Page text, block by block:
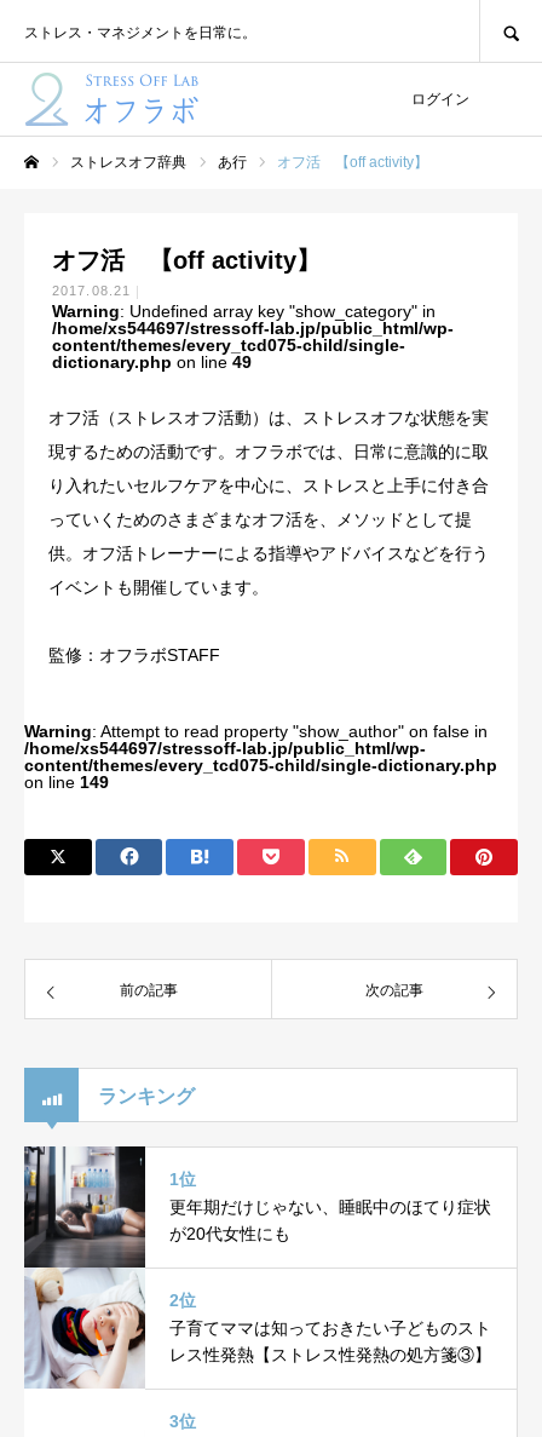
ストレス・マネジメントを日常に。
ログイン
ストレスオフ辞典 あ行 オフ活 【off activity】
オフ活 【off activity】
2017.08.21
Warning: Undefined array key "show_category" in
/home/xs544697/stressoff-lab.jp/public_html/wp-
content/themes/every_tcd075-child/single-
dictionary.php on line 49
オフ活（ストレスオフ活動）は、ストレスオフな状態を実
現するための活動です。オフラボでは、日常に意識的に取
り入れたいセルフケアを中心に、ストレスと上手に付き合
っていくためのさまざまなオフ活を、メソッドとして提
供。オフ活トレーナーによる指導やアドバイスなどを行う
イベントも開催しています。
監修：オフラボSTAFF
Warning: Attempt to read property "show_author" on false in
/home/xs544697/stressoff-lab.jp/public_html/wp-
content/themes/every_tcd075-child/single-dictionary.php
on line 149
前の記事 次の記事
ランキング
1位
更年期だけじゃない、睡眠中のほてり症状
が20代女性にも
2位
子育てママは知っておきたい子どものスト
レス性発熱【ストレス性発熱の処方箋③】
3位